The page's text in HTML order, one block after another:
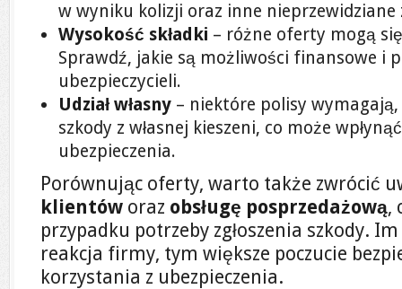
w wyniku kolizji oraz inne nieprzewidziane
Wysokość składki – różne oferty mogą
Sprawdź, jakie są możliwości finansowe i
ubezpieczycieli.
Udział własny – niektóre polisy
szkody z własnej kieszeni, co może
ubezpieczenia.
Porównując oferty, warto także zwrócić
klientów oraz obsługę posprzedażową,
przypadku potrzeby zgłoszenia szkody.
reakcja firmy, tym większe poczucie
korzystania z ubezpieczenia.